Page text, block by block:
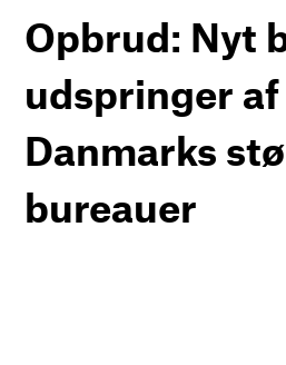
Opbrud: Nyt
udspringer
Danmarks
bureauer